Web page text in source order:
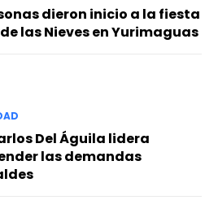
dieron inicio a la fiesta
las Nieves en Yurimaguas
Del Águila lidera
las demandas